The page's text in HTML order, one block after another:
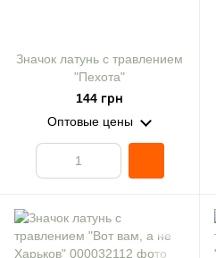
Значок латунь с травлением
"Пехота"
144 грн
Оптовые цены